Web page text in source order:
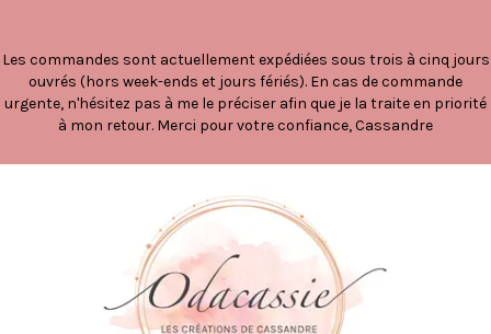
Les commandes sont actuellement expédiées sous trois à cinq jours
ouvrés (hors week-ends et jours fériés). En cas de commande
urgente, n'hésitez pas à me le préciser afin que je la traite en priorité
à mon retour. Merci pour votre confiance, Cassandre